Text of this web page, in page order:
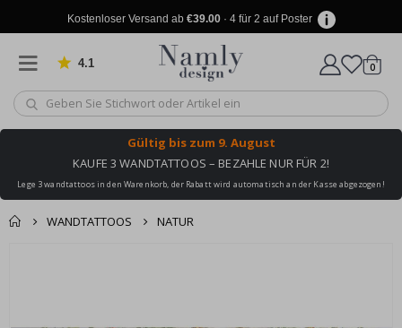
Kostenloser Versand ab €39.00· 4 für 2 auf Poster
4.1 von 1028 Bewertungen
Wagen
0
Gültig bis zum 9. August
KAUFE 3 WANDTATTOOS – BEZAHLE NUR FÜR 2!
Lege 3 wandtattoos in den Warenkorb, der Rabatt wird automatisch an der Kasse abgezogen!
WANDTATTOOS NATUR